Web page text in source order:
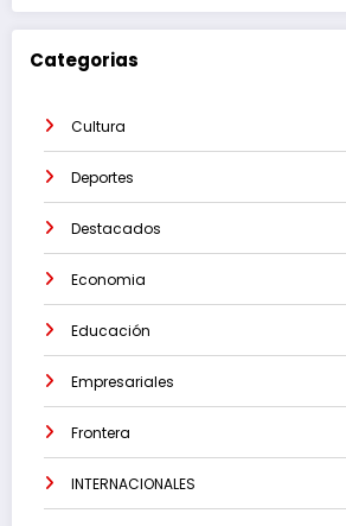
Categorias
Cultura
Deportes
Destacados
Economia
Educación
Empresariales
Frontera
INTERNACIONALES